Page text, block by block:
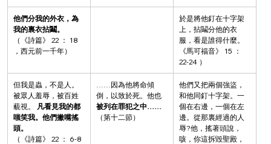
他們分我的外衣，為
我的裏衣拈鬮。
（《詩篇》 22 ： 18
，西元前一千年）
於是將他釘在十字架
上，拈鬮分他的衣
服，看是誰得什麼。
《馬可福音》 15 ：
22-24 ）
但我是蟲，不是人。
被眾人羞辱，被百姓
藐視。
凡看見我的都
嗤笑我。他們撇嘴搖
頭。
（《詩篇》 22 ： 6-8
……因為他將命傾
倒，以致於死。他也
被列在罪犯之中……
（第十二節）
他們又把兩個強盜，
和他同釘十字架。一
個在右邊，一個在左
邊。從那裏經過的人
辱?他，搖著頭說，
咳，你這拆毀聖殿，